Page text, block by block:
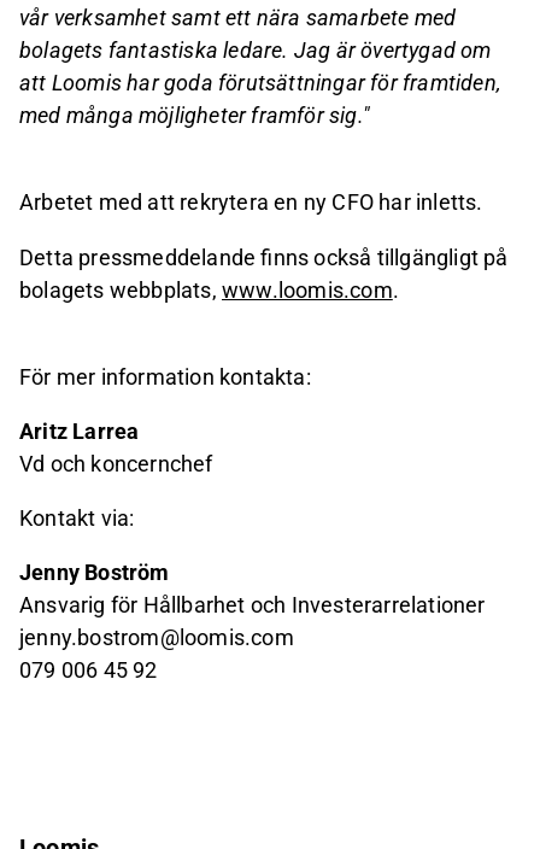
vår verksamhet samt ett nära samarbete med
bolagets fantastiska ledare. Jag är övertygad om
att Loomis har goda förutsättningar för framtiden,
med många möjligheter framför sig."
Arbetet med att rekrytera en ny CFO har inletts.
Detta pressmeddelande finns också tillgängligt på
bolagets webbplats, www.loomis.com.
För mer information kontakta:
Aritz Larrea
Vd och koncernchef
Kontakt via:
Jenny Boström
Ansvarig för Hållbarhet och Investerarrelationer
jenny.bostrom@loomis.com
079 006 45 92